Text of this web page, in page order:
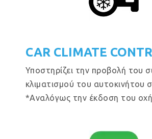
CAR CLIMATE
Υποστηρίζει την προβολή του
κλιματισμού του αυτοκινήτου
*Αναλόγως την έκδοση του